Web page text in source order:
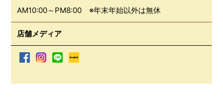
AM10:00～PM8:00 ※年末年始以外は無休
店舗メディア